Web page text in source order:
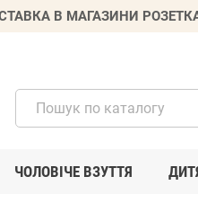
В МАГАЗИНИ
ЧОЛОВІЧЕ ВЗУТТЯ